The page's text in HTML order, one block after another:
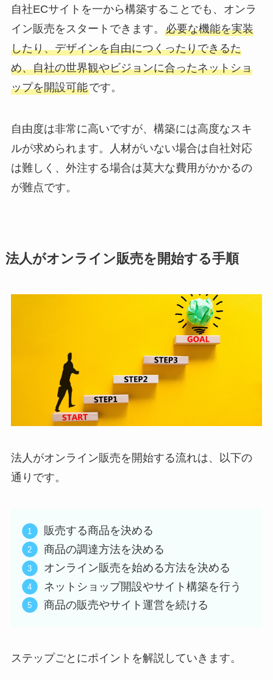
自社ECサイトを一から構築することでも、オンラ
イン販売をスタートできます。 必要な機能を実装
したり、デザインを自由につくったりできるた
め、自社の世界観やビジョンに合ったネットショ
ップを開設可能です。
自由度は非常に高いですが、構築には高度なスキ
ルが求められます。人材がいない場合は自社対応
は難しく、外注する場合は莫大な費用がかかるの
が難点です。
法人がオンライン販売を開始する手順
法人がオンライン販売を開始する流れは、以下の
通りです。
販売する商品を決める
商品の調達方法を決める
オンライン販売を始める方法を決める
ネットショップ開設やサイト構築を行う
商品の販売やサイト運営を続ける
ステップごとにポイントを解説していきます。